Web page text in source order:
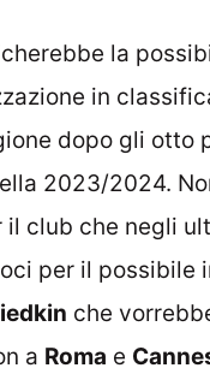
la
in
dopo gli otto
2023/2024.
il club che negli
per il possibile
che
a Roma e